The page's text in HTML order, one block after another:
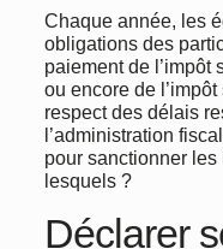
Chaque année, les
obligations des
paiement de l’impôt
ou encore de
respect des délais
l’administration
pour sanctionner les
lesquels ?
Déclarer